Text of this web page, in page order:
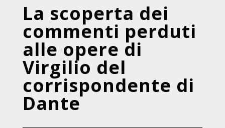
La scoperta dei
commenti perduti
alle opere di
Virgilio del
corrispondente di
Dante